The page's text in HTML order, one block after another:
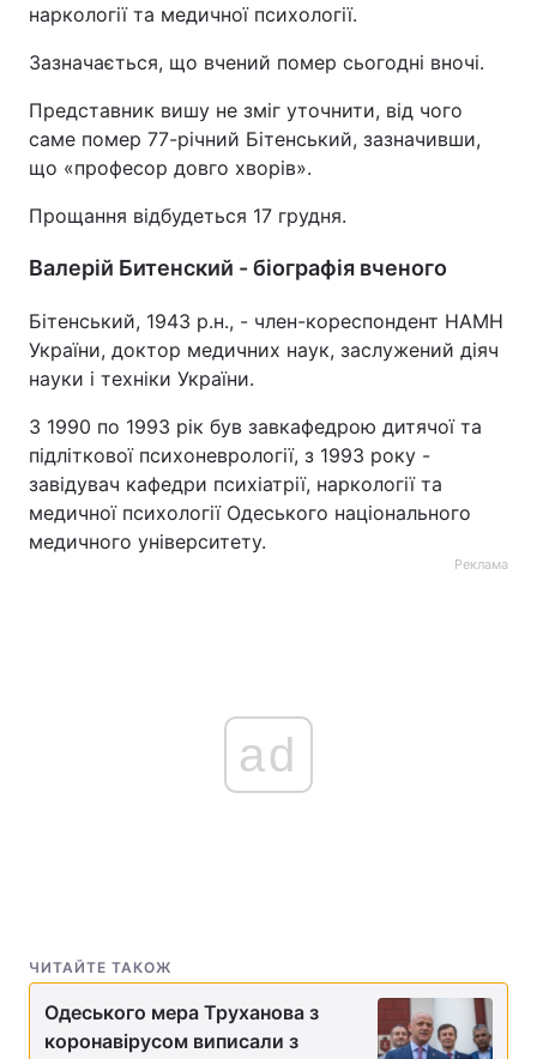
наркології та медичної психології.
Зазначається, що вчений помер сьогодні вночі.
Представник вишу не зміг уточнити, від чого
саме помер 77-річний Бітенський, зазначивши,
що «професор довго хворів».
Прощання відбудеться 17 грудня.
Валерій Битенский - біографія вченого
Бітенський, 1943 р.н., - член-кореспондент НАМН
України, доктор медичних наук, заслужений діяч
науки і техніки України.
З 1990 по 1993 рік був завкафедрою дитячої та
підліткової психоневрології, з 1993 року -
завідувач кафедри психіатрії, наркології та
медичної психології Одеського національного
медичного університету.
Реклама
ad
ЧИТАЙТЕ ТАКОЖ
Одеського мера Труханова з
коронавірусом виписали з